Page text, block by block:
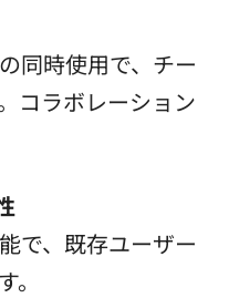
同時使用で、チー
コラボレーション
で、既存ユーザー